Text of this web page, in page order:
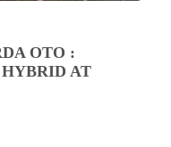
OTO :
AT